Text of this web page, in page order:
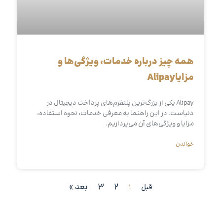
همه چیز درباره خدمات، ویژگی‌ها و
مزایاAlipay
Alipay یکی از بزرگ‌ترین پلتفرم‌های پرداخت دیجیتال در
دنیاست. در این راهنما به معرفی خدمات، نحوه استفاده،
مزایا و ویژگی‌های آن می‌پردازیم.
خواندن
قبل 1
2
3 بعد »